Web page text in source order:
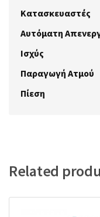
Κατασκευαστές
Αυτόματη
Ισχύς
Παραγωγή Ατμού
Πίεση
Related